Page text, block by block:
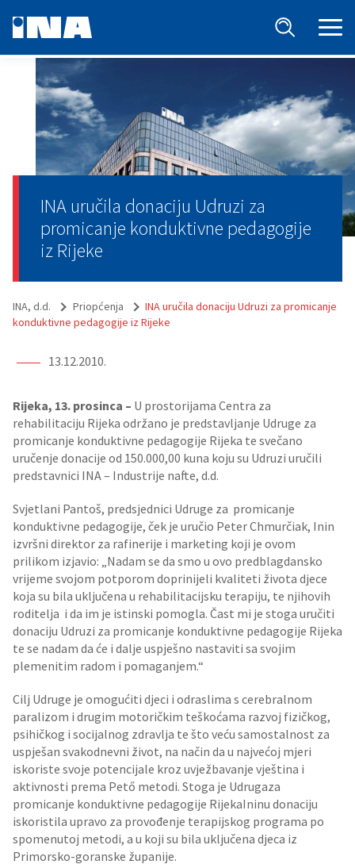
INA uručila donaciju Udruzi za
promicanje konduktivne pedagogije
iz Rijeke
INA, d.d. Priopćenja
INA uručila donaciju Udruzi za promicanje
konduktivne pedagogije iz Rijeke
13.12.2010.
Rijeka, 13. prosinca – U prostorijama Centra za
rehabilitaciju Rijeka održano je predstavljanje Udruge za
promicanje konduktivne pedagogije Rijeka te svečano
uručenje donacije od 150.000,00 kuna koju su Udruzi uručili
predstavnici INA – Industrije nafte, d.d.
Svjetlani Pantoš, predsjednici Udruge za promicanje
konduktivne pedagogije, ček je uručio Peter Chmurčiak, Inin
izvršni direktor za rafinerije i marketing koji je ovom
prilikom izjavio: „Nadam se da smo u ovo predblagdansko
vrijeme svojom potporom doprinijeli kvaliteti života djece
koja su bila uključena u rehabilitacijsku terapiju, te njihovih
roditelja i da im je istinski pomogla. Čast mi je stoga uručiti
donaciju Udruzi za promicanje konduktivne pedagogije Rijeka
te se nadam da će i dalje uspješno nastaviti sa svojim
plemenitim radom i pomaganjem.“
Cilj Udruge je omogućiti djeci i odraslima s cerebralnom
paralizom i drugim motoričkim teškoćama razvoj fizičkog,
psihičkog i socijalnog zdravlja te što veću samostalnost za
uspješan svakodnevni život, na način da u najvećoj mjeri
iskoriste svoje potencijale kroz uvježbavanje vještina i
aktivnosti prema Pető metodi. Stoga je Udrugaza
promicanje konduktivne pedagogije RijekaIninu donaciju
iskoristila upravo za provođenje terapijskog programa po
spomenutoj metodi, a u koji su bila uključena djeca iz
Primorsko-goranske županije.